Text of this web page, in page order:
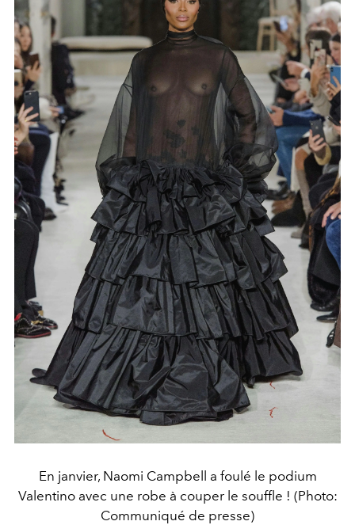
En janvier, Naomi Campbell a foulé le podium
Valentino avec une robe à couper le souffle ! (Photo:
Communiqué de presse)